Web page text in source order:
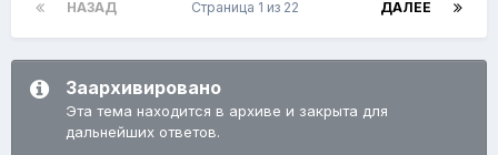
НАЗАД ДАЛЕЕ
Страница 1 из 22
Заархивировано
Эта тема находится в архиве и закрыта для
дальнейших ответов.